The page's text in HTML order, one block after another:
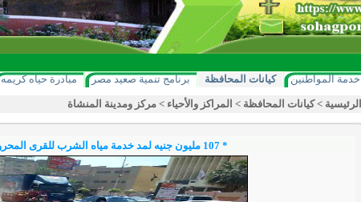
خدمة المواطنين كيانات المحافظة برنامج تنمية صعيد مصر مبادرة حياه كريمه
الرئيسية >كيانات المحافظة > المراكز والأحياء > مركز ومدينة المنشاة
* 107 مليون جنيه لمد خدمة مياه الشرب للقرى المحرومة بمشروع حياة كريمة بسوهاج